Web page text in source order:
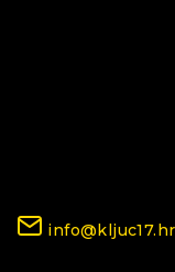
info@kljuc17.hr